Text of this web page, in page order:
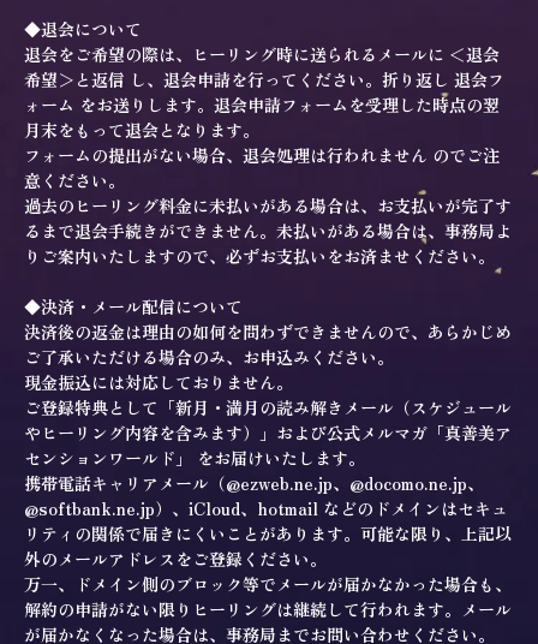
◆退会について
退会をご希望の際は、ヒーリング時に送られるメールに ＜退会
希望＞と返信 し、退会申請を行ってください。折り返し 退会フ
ォーム をお送りします。退会申請フォームを受理した時点の翌
月末をもって退会となります。
フォームの提出がない場合、退会処理は行われません のでご注
意ください。
過去のヒーリング料金に未払いがある場合は、お支払いが完了す
るまで退会手続きができません。未払いがある場合は、事務局よ
りご案内いたしますので、必ずお支払いをお済ませください。
◆決済・メール配信について
決済後の返金は理由の如何を問わずできませんので、あらかじめ
ご了承いただける場合のみ、お申込みください。
現金振込には対応しておりません。
ご登録特典として「新月・満月の読み解きメール（スケジュール
やヒーリング内容を含みます）」および公式メルマガ「真善美ア
センションワールド」 をお届けいたします。
携帯電話キャリアメール（@ezweb.ne.jp、@docomo.ne.jp、
@softbank.ne.jp）、iCloud、hotmail などのドメインはセキュ
リティの関係で届きにくいことがあります。可能な限り、上記以
外のメールアドレスをご登録ください。
万一、ドメイン側のブロック等でメールが届かなかった場合も、
解約の申請がない限りヒーリングは継続して行われます。メール
が届かなくなった場合は、事務局までお問い合わせください。